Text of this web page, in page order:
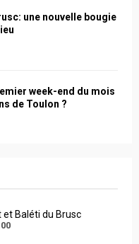
une nouvelle bougie
week-end du mois
de Toulon ?
Baléti du Brusc